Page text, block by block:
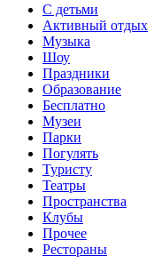
С детьми
Активный отдых
Музыка
Шоу
Праздники
Образование
Бесплатно
Музеи
Парки
Погулять
Туристу
Театры
Пространства
Клубы
Прочее
Рестораны